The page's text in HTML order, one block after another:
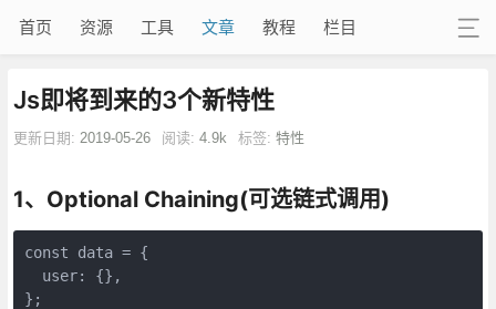
首页 资源 工具 文章 教程 栏目
Js即将到来的3个新特性
更新日期: 2019-05-26 阅读: 4.9k 标签: 特性
1、Optional Chaining(可选链式调用)
const data = {
  user: {},
};